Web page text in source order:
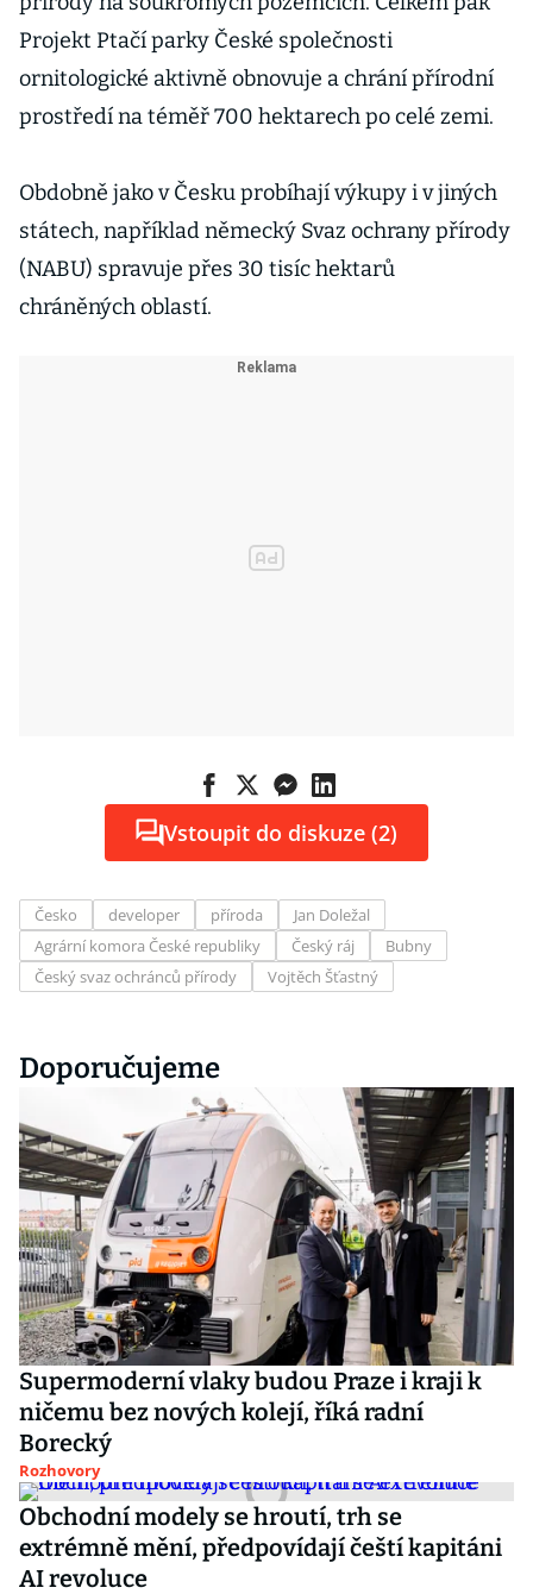
Projekt Ptačí parky České společnosti
ornitologické aktivně obnovuje a chrání přírodní
prostředí na téměř 700 hektarech po celé zemi.
Obdobně jako v Česku probíhají výkupy i v jiných
státech, například německý Svaz ochrany přírody
(NABU) spravuje přes 30 tisíc hektarů
chráněných oblastí.
Vstoupit do diskuze (2)
Česko developer příroda
Jan Doležal
Agrární komora České republiky
Český ráj
Bubny
Český svaz ochránců přírody
Vojtěch Šťastný
Doporučujeme
Supermoderní vlaky budou Praze i kraji k
ničemu bez nových kolejí, říká radní
Borecký
Rozhovory
Obchodní modely se hroutí, trh se
extrémně mění, předpovídají čeští kapitáni
AI revoluce